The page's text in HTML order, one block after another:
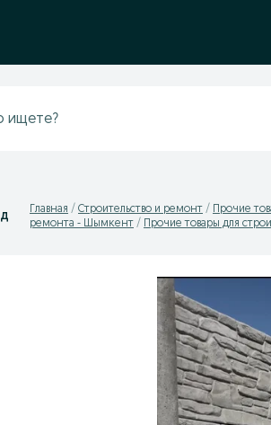
колонтитулу
Главная Строительство и ремонт Прочие
ремонта - Шымкент
Прочие товары для